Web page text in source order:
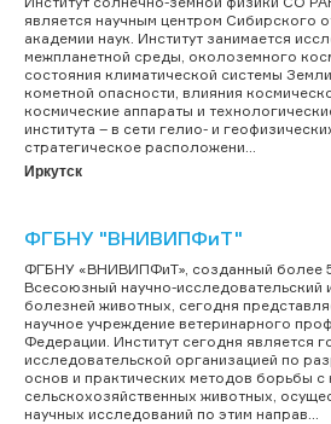
является научным центром Сибирского
академии наук. Институт занимается
межпланетной среды, околоземного
состояния климатической системы
кометной опасности, влияния
космические аппараты и
института – в сети гелио- и
стратегическое расположени...
Иркутск
ФГБНУ "ВНИВИПФиТ"
ФГБНУ «ВНИВИПФиТ», созданный более
Всесоюзный научно-исследовательский
болезней животных, сегодня
научное учреждение ветеринарного
Федерации. Институт сегодня является
исследовательской организацией по
основ и практических методов борьбы
сельскохозяйственных животных,
научных исследований по этим направ...